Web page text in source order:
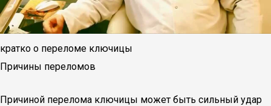
кратко о переломе ключицы
Причины переломов
Причиной перелома ключицы может быть сильный удар